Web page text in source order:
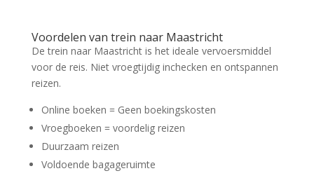
Voordelen van trein naar Maastricht
De trein naar Maastricht is het ideale vervoersmiddel
voor de reis. Niet vroegtijdig inchecken en ontspannen
reizen.
Online boeken = Geen boekingskosten
Vroegboeken = voordelig reizen
Duurzaam reizen
Voldoende bagageruimte